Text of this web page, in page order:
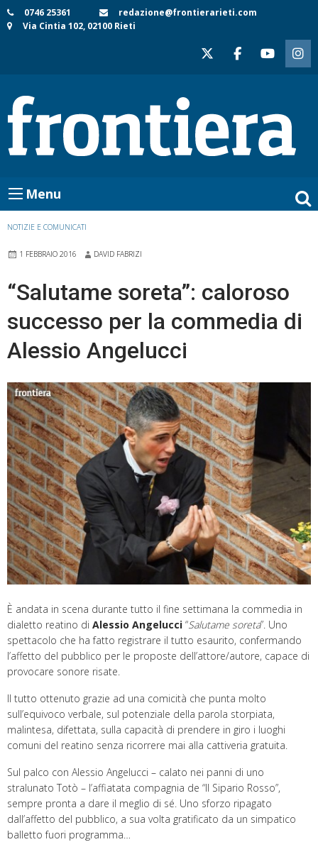
Skip
to
0746 25361
redazione@frontierarieti.com
Via Cintia 102, 02100 Rieti
Menu
NOTIZIE E COMUNICATI
1 FEBBRAIO 2016 DAVID FABRIZI
“Salutame soreta”: caloroso
successo per la commedia di
Alessio Angelucci
È andata in scena durante tutto il fine settimana la commedia in
dialetto reatino di Alessio Angelucci “Salutame soreta”. Uno
spettacolo che ha fatto registrare il tutto esaurito, confermando
l’affetto del pubblico per le proposte dell’attore/autore, capace di
provocare sonore risate.
Il tutto ottenuto grazie ad una comicità che punta molto
sull’equivoco verbale, sul potenziale della parola storpiata,
malintesa, difettata, sulla capacità di prendere in giro i luoghi
comuni del reatino senza ricorrere mai alla cattiveria gratuita.
Sul palco con Alessio Angelucci – calato nei panni di uno
stralunato Totò – l’affiatata compagnia de “Il Sipario Rosso”,
sempre pronta a dare il meglio di sé. Uno sforzo ripagato
dall’affetto del pubblico, a sua volta gratificato da un simpatico
balletto fuori programma…